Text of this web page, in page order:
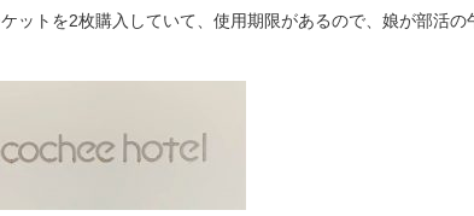
ットを2枚購入していて、使用期限があるので、娘が部活